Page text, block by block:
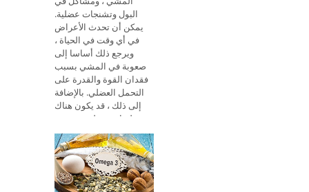
البول وتشنجات عضلية.
يمكن أن تحدث الأعراض
في أي وقت في الحياة ،
ويرجع ذلك أساسا إلى
صعوبة في المشي بسبب
فقدان القوة والقدرة على
التحمل العضلي. بالإضافة
إلى ذلك ، قد يكون هناك
تقلصات عضلية وصعوب